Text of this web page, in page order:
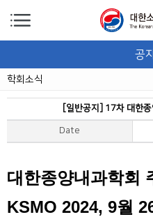
공
학회소식
[일반공지] 17차 대한
Date
대한종양내과학회
KSMO 2024, 9월